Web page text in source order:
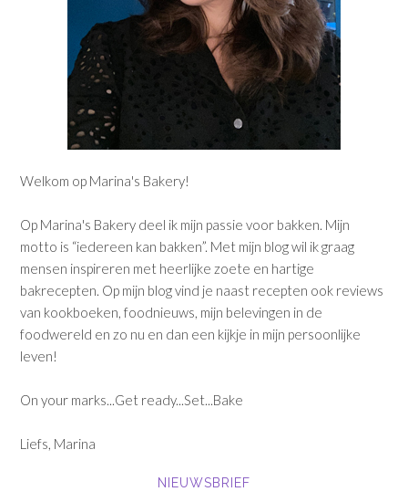
Welkom op Marina's Bakery!
Op Marina's Bakery deel ik mijn passie voor bakken. Mijn
motto is “iedereen kan bakken”. Met mijn blog wil ik graag
mensen inspireren met heerlijke zoete en hartige
bakrecepten. Op mijn blog vind je naast recepten ook reviews
van kookboeken, foodnieuws, mijn belevingen in de
foodwereld en zo nu en dan een kijkje in mijn persoonlijke
leven!
On your marks...Get ready...Set...Bake
Liefs, Marina
NIEUWSBRIEF